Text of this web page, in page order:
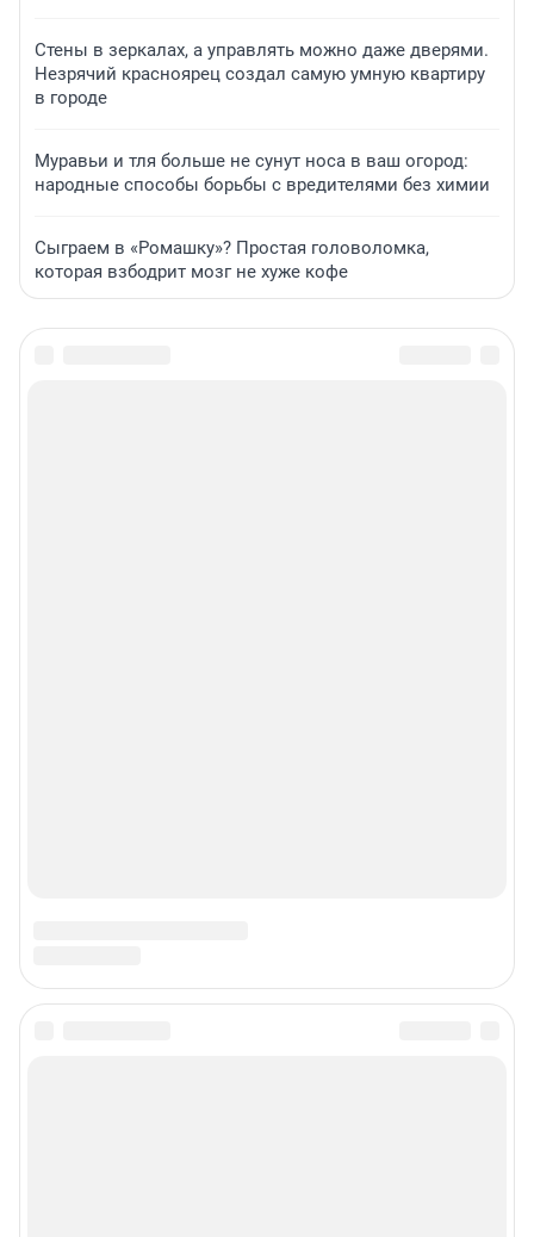
Стены в зеркалах, а управлять можно даже дверями.
Незрячий красноярец создал самую умную квартиру
в городе
Муравьи и тля больше не сунут носа в ваш огород:
народные способы борьбы с вредителями без химии
Сыграем в «Ромашку»? Простая головоломка,
которая взбодрит мозг не хуже кофе